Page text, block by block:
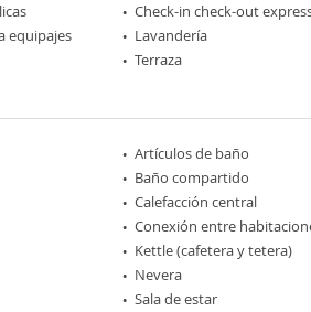
Check-in check-out
equipajes
Lavandería
Terraza
Artículos de baño
Baño compartido
Calefacción central
Conexión entre
Kettle (cafetera y tetera)
Nevera
Sala de estar